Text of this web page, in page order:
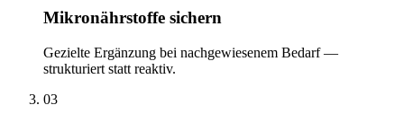
Mikronährstoffe sichern
Gezielte Ergänzung bei nachgewiesenem Bedarf —
strukturiert statt reaktiv.
03